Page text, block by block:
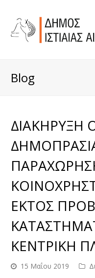
Blog
∆ΙΑΚΗΡΥΞΗ
ΕΚΤΟΣ
ΚΕΝΤΡΙΚΗ
15 Μαΐου 2019